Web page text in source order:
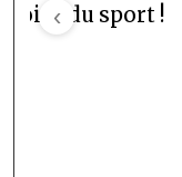
‹ du sport !